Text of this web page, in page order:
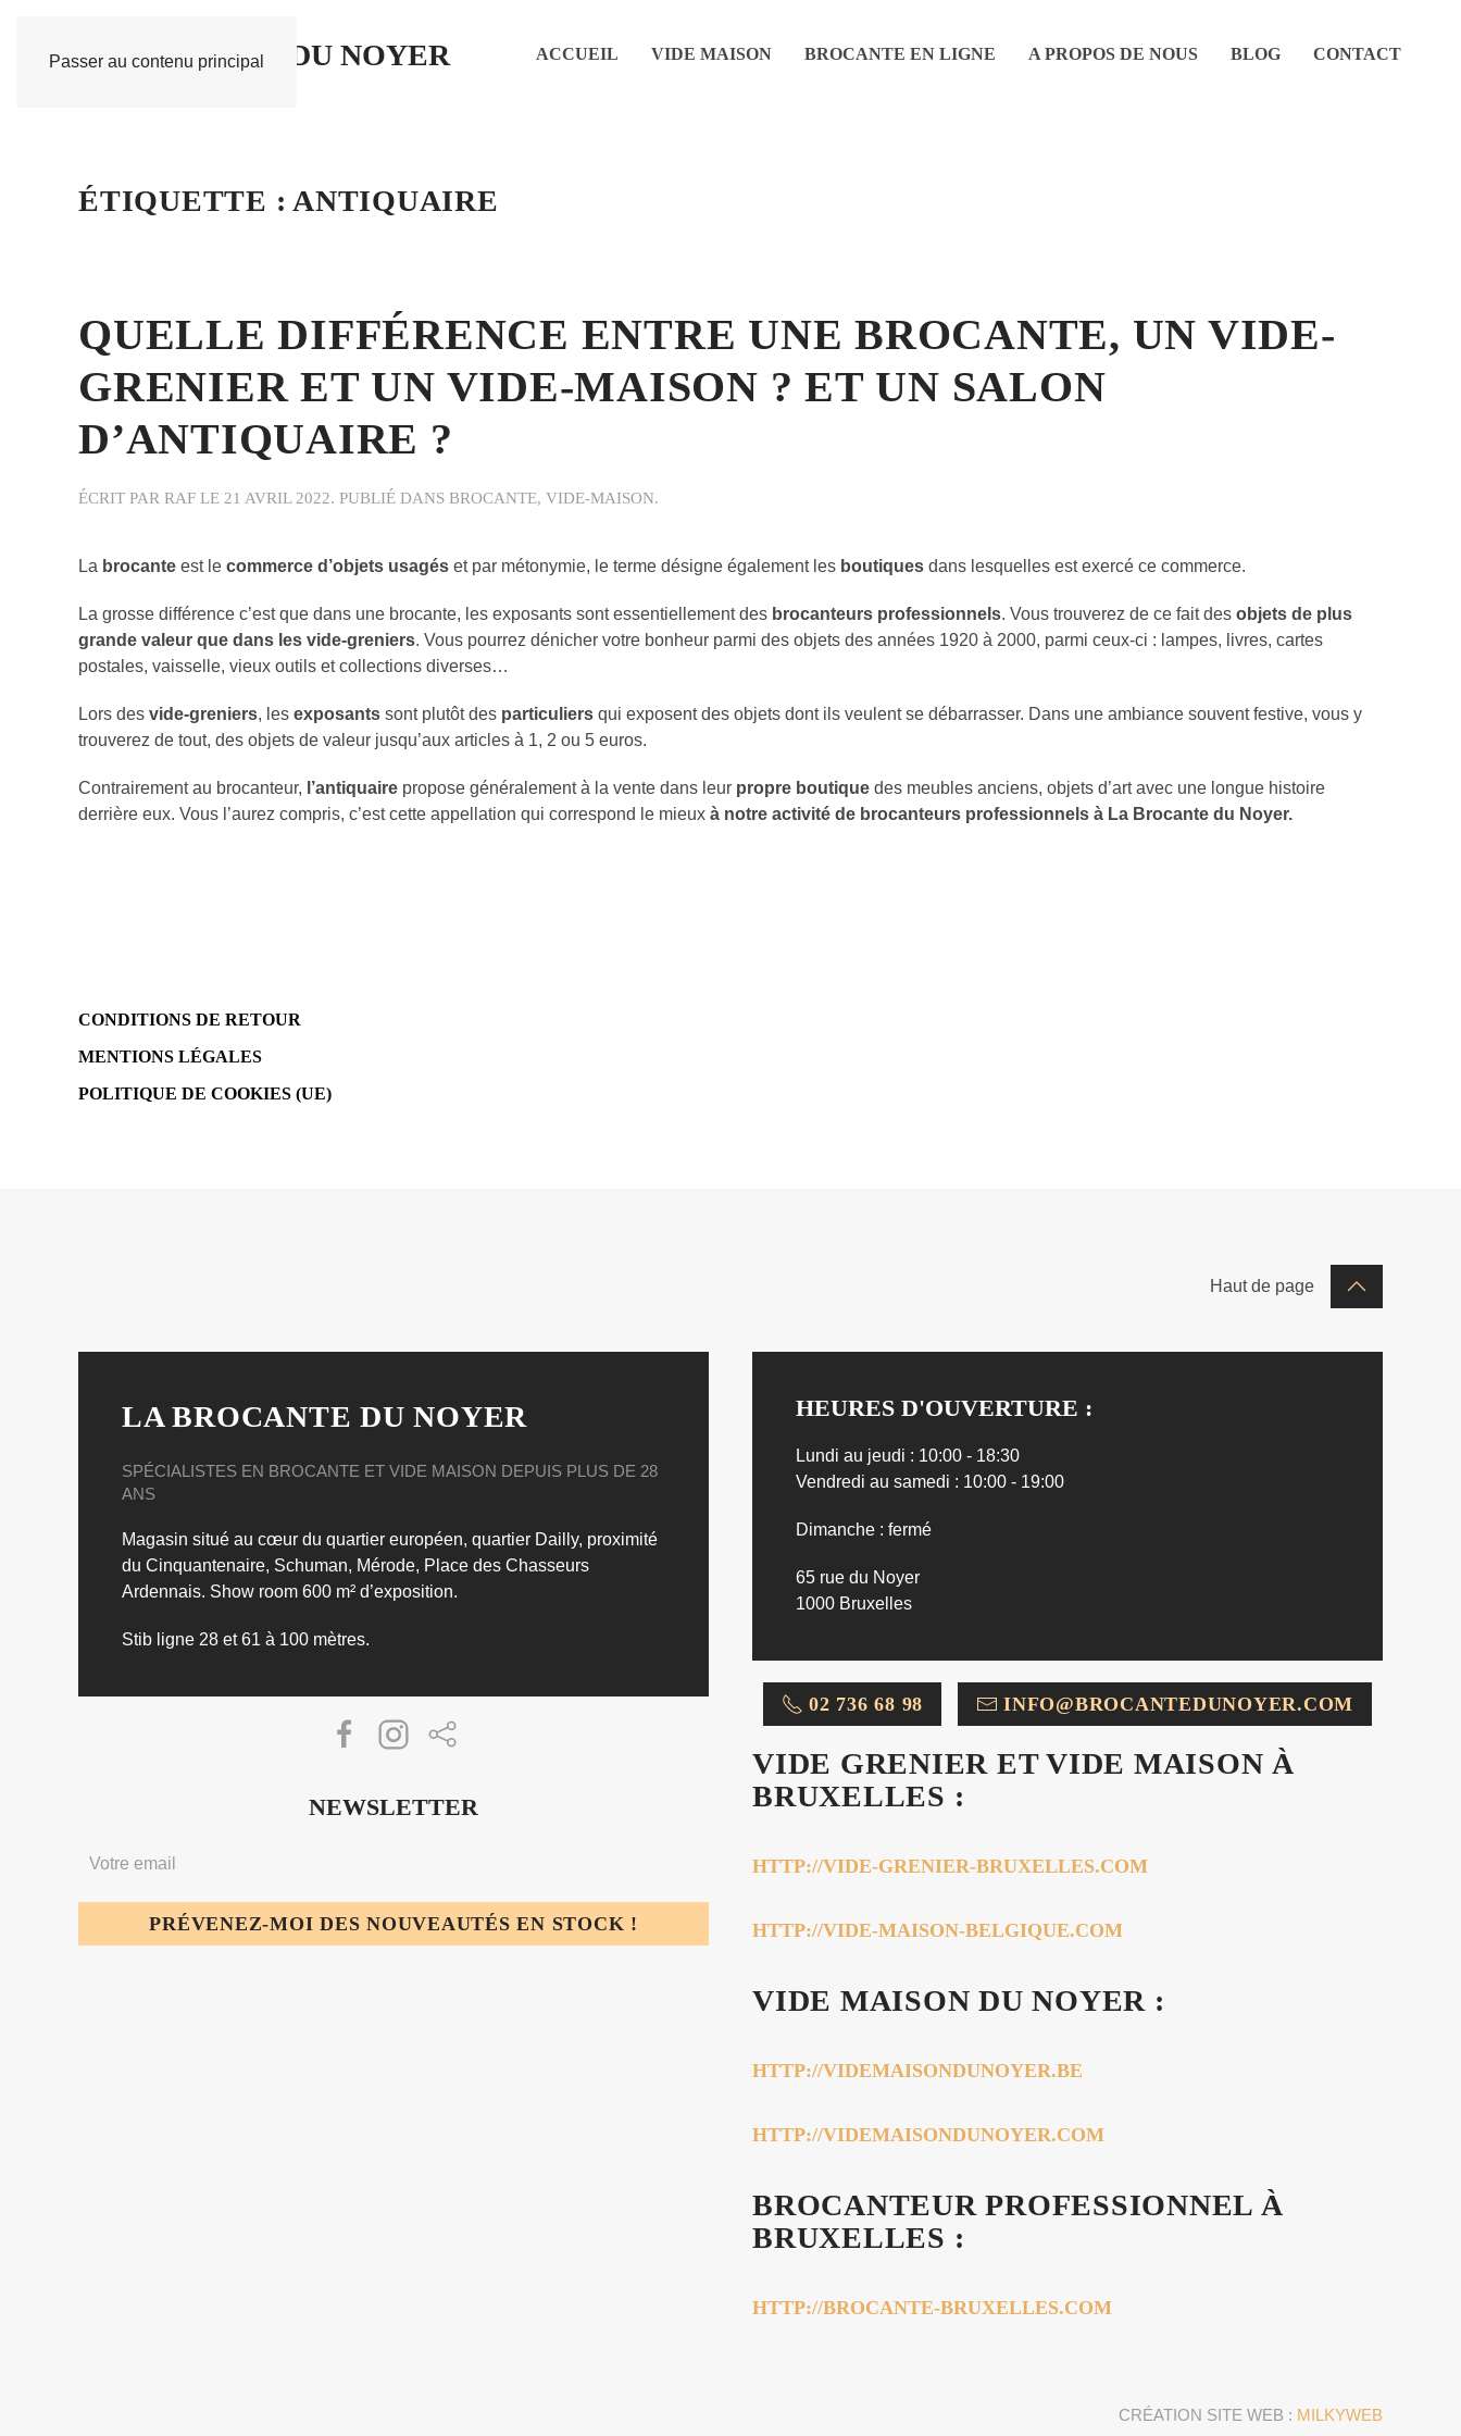
Passer au contenu principal ACCUEIL VIDE MAISON BROCANTE EN LIGNE A PROPOS DE NOUS BLOG CONTACT
ÉTIQUETTE : ANTIQUAIRE
QUELLE DIFFÉRENCE ENTRE UNE BROCANTE, UN VIDE-
GRENIER ET UN VIDE-MAISON ? ET UN SALON
D’ANTIQUAIRE ?
ÉCRIT PAR RAF LE 21 AVRIL 2022. PUBLIÉ DANS BROCANTE, VIDE-MAISON.
La brocante est le commerce d’objets usagés et par métonymie, le terme désigne également les boutiques dans lesquelles est exercé ce commerce.
La grosse différence c’est que dans une brocante, les exposants sont essentiellement des brocanteurs professionnels. Vous trouverez de ce fait des objets de plus
grande valeur que dans les vide-greniers. Vous pourrez dénicher votre bonheur parmi des objets des années 1920 à 2000, parmi ceux-ci : lampes, livres, cartes
postales, vaisselle, vieux outils et collections diverses…
Lors des vide-greniers, les exposants sont plutôt des particuliers qui exposent des objets dont ils veulent se débarrasser. Dans une ambiance souvent festive, vous y
trouverez de tout, des objets de valeur jusqu’aux articles à 1, 2 ou 5 euros.
Contrairement au brocanteur, l’antiquaire propose généralement à la vente dans leur propre boutique des meubles anciens, objets d’art avec une longue histoire
derrière eux. Vous l’aurez compris, c’est cette appellation qui correspond le mieux à notre activité de brocanteurs professionnels à La Brocante du Noyer.
CONDITIONS DE RETOUR
MENTIONS LÉGALES
POLITIQUE DE COOKIES (UE)
Haut de page
LA BROCANTE DU NOYER
SPÉCIALISTES EN BROCANTE ET VIDE MAISON DEPUIS PLUS DE 28
ANS
Magasin situé au cœur du quartier européen, quartier Dailly, proximité
du Cinquantenaire, Schuman, Mérode, Place des Chasseurs
Ardennais. Show room 600 m² d’exposition.
Stib ligne 28 et 61 à 100 mètres.
NEWSLETTER
PRÉVENEZ-MOI DES NOUVEAUTÉS EN STOCK !
HEURES D'OUVERTURE :
Lundi au jeudi : 10:00 - 18:30
Vendredi au samedi : 10:00 - 19:00
Dimanche : fermé
65 rue du Noyer
1000 Bruxelles
02 736 68 98 INFO@BROCANTEDUNOYER.COM
VIDE GRENIER ET VIDE MAISON À
BRUXELLES :
HTTP://VIDE-GRENIER-BRUXELLES.COM
HTTP://VIDE-MAISON-BELGIQUE.COM
VIDE MAISON DU NOYER :
HTTP://VIDEMAISONDUNOYER.BE
HTTP://VIDEMAISONDUNOYER.COM
BROCANTEUR PROFESSIONNEL À
BRUXELLES :
HTTP://BROCANTE-BRUXELLES.COM
CRÉATION SITE WEB : MILKYWEB